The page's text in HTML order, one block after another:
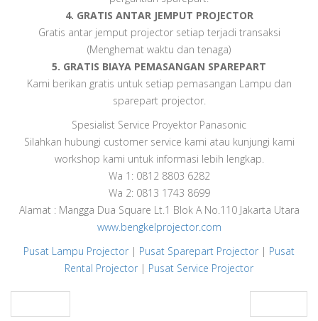
4. GRATIS ANTAR JEMPUT PROJECTOR
Gratis antar jemput projector setiap terjadi transaksi
(Menghemat waktu dan tenaga)
5. GRATIS BIAYA PEMASANGAN SPAREPART
Kami berikan gratis untuk setiap pemasangan Lampu dan
sparepart projector.
Spesialist Service Proyektor Panasonic
Silahkan hubungi customer service kami atau kunjungi kami
workshop kami untuk informasi lebih lengkap.
Wa 1: 0812 8803 6282
Wa 2: 0813 1743 8699
Alamat : Mangga Dua Square Lt.1 Blok A No.110 Jakarta Utara
www.bengkelprojector.com
Pusat Lampu Projector | Pusat Sparepart Projector | Pusat
Rental Projector | Pusat Service Projector